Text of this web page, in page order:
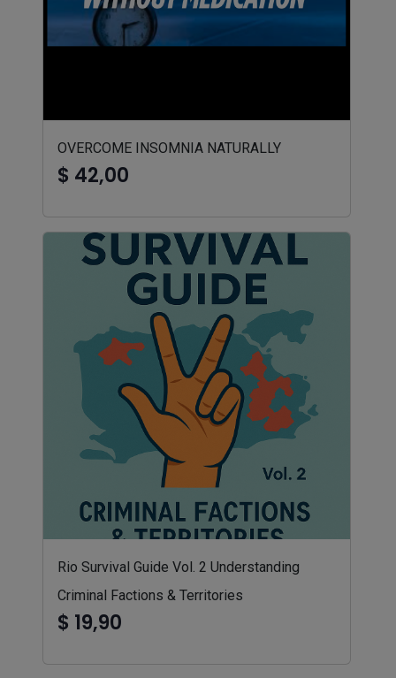
OVERCOME INSOMNIA NATURALLY
$ 42,00
Rio Survival Guide Vol. 2 Understanding
Criminal Factions & Territories
$ 19,90